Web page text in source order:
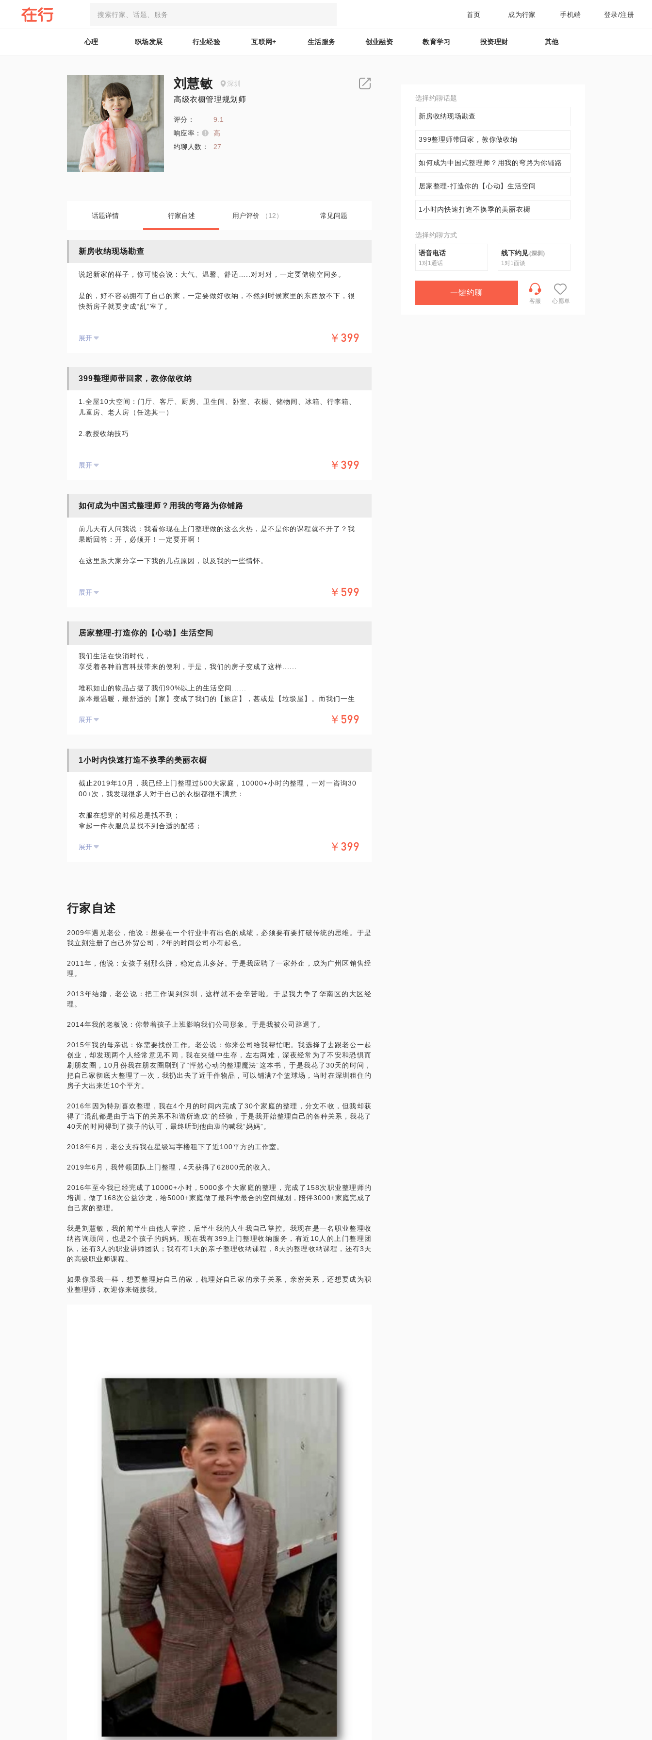
首页 成为行家 手机端 登录/注册
心理 职场发展 行业经验 互联网+ 生活服务 创业融资 教育学习 投资理财 其他
刘慧敏 深圳
高级衣橱管理规划师
评分：
9.1
响应率：
高
约聊人数：
27
话题详情 行家自述 用户评价 （12） 常见问题
新房收纳现场勘查
说起新家的样子，你可能会说：大气、温馨、舒适…..对对对，一定要储物空间多。
是的，好不容易拥有了自己的家，一定要做好收纳，不然到时候家里的东西放不下，很
快新房子就要变成“乱”室了。
2、做咨询：现场给您告诉您怎么改造，选用什么工具，怎么样更划算。
3、做取舍：现场给您更好的取舍建议，教会您取舍小妙招。
展开 ￥399
399整理师带回家，教你做收纳
1.全屋10大空间：门厅、客厅、厨房、卫生间、卧室、衣橱、储物间、冰箱、行李箱、
儿童房、老人房（任选其一）
2.教授收纳技巧
展开 ￥399
如何成为中国式整理师？用我的弯路为你铺路
前几天有人问我说：我看你现在上门整理做的这么火热，是不是你的课程就不开了？我
果断回答：开，必须开！一定要开啊！
在这里跟大家分享一下我的几点原因，以及我的一些情怀。
要求多带几个人过去，所谓的人多力量大，当时的我傻傻的就同意了，在朋友圈吼了一
师，我当时有些窃喜：哇哇，太棒啦，可以看看这么多大师的“手艺’，我还能轻松的完成
然而，事与愿违，来的人中：
1.整理了2个小时就离开的人告诉我：我以为整理是件高大上的事，原来是份体力活啊。
2.师从北京的人当着客户的面问：你的这个东西要怎么收纳？客户说：如果我知道，叫
3.师从上海的小伙伴：客户的家人正在使用的钱包，因为没有及时把舍弃的物品和要留
举，第二天的时候，我给客户家花了一整天的时间重新做了整理。
所以从2017年11月份开始，我开始定期开展系统的职业整理师课程，从最初的2天课程
整理师，欢迎你来！我会讲我的10000+整理经验分享给你！
展开 ￥599
居家整理-打造你的【心动】生活空间
我们生活在快消时代，
享受着各种前言科技带来的便利，于是，我们的房子变成了这样......
堆积如山的物品占据了我们90%以上的生活空间......
原本最温暖，最舒适的【家】变成了我们的【旅店】，甚或是【垃圾屋】。而我们一生
真心的问问自己：我们真的想要把自己的【家】变成这样吗？
在这一个小时的约见中，我将会为您解答一下困惑：
构造您真正想要的【家】的样子；
整理的正确思路，方法，收纳的小技巧；
最新的整理案例分享；
后期整理实践跟进。
整理的正确思路+正确步骤+收纳小技巧+【心动】空间解析
展开 ￥599
1小时内快速打造不换季的美丽衣橱
​截止2019年10月，我已经上门整理过500大家庭，10000+小时的整理，一对一咨询30
00+次，我发现很多人对于自己的衣橱都很不满意：
衣服在想穿的时候总是找不到；
拿起一件衣服总是找不到合适的配搭；
换季的时候，总觉得自己还差一件衣服；
慧敏老师将会为您量身定做专属您的整理收纳方案：
手把手教会衣服折叠方法
用右脑+左脑挑选方法教会您断舍离
收纳工具好物推荐
展开 ￥399
行家自述
2009年遇见老公，他说：想要在一个行业中有出色的成绩，必须要有要打破传统的思维。于是
我立刻注册了自己外贸公司，2年的时间公司小有起色。
2011年，他说：女孩子别那么拼，稳定点儿多好。于是我应聘了一家外企，成为广州区销售经
理。
2013年结婚，老公说：把工作调到深圳，这样就不会辛苦啦。于是我力争了华南区的大区经
理。
2014年我的老板说：你带着孩子上班影响我们公司形象。于是我被公司辞退了。
2015年我的母亲说：你需要找份工作。老公说：你来公司给我帮忙吧。我选择了去跟老公一起
创业，却发现两个人经常意见不同，我在夹缝中生存，左右两难，深夜经常为了不安和恐惧而
刷朋友圈，10月份我在朋友圈刷到了“怦然心动的整理魔法”这本书，于是我花了30天的时间，
把自己家彻底大整理了一次，我扔出去了近千件物品，可以铺满7个篮球场，当时在深圳租住的
房子大出来近10个平方。
2016年因为特别喜欢整理，我在4个月的时间内完成了30个家庭的整理，分文不收，但我却获
得了“混乱都是由于当下的关系不和谐所造成”的经验，于是我开始整理自己的各种关系，我花了
40天的时间得到了孩子的认可，最终听到他由衷的喊我“妈妈”。
2018年6月，老公支持我在星级写字楼租下了近100平方的工作室。
2019年6月，我带领团队上门整理，4天获得了62800元的收入。
2016年至今我已经完成了10000+小时，5000多个大家庭的整理，完成了158次职业整理师的
培训，做了168次公益沙龙，给5000+家庭做了最科学最合的空间规划，陪伴3000+家庭完成了
自己家的整理。
我是刘慧敏，我的前半生由他人掌控，后半生我的人生我自己掌控。我现在是一名职业整理收
纳咨询顾问，也是2个孩子的妈妈。现在我有399上门整理收纳服务，有近10人的上门整理团
队，还有3人的职业讲师团队；我有有1天的亲子整理收纳课程，8天的整理收纳课程，还有3天
的高级职业师课程。
如果你跟我一样，想要整理好自己的家，梳理好自己家的亲子关系，亲密关系，还想要成为职
选择约聊话题
新房收纳现场勘查
399整理师带回家，教你做收纳
如何成为中国式整理师？用我的弯路为你铺路
居家整理-打造你的【心动】生活空间
1小时内快速打造不换季的美丽衣橱
选择约聊方式
语音电话
1对1通话
线下约见(深圳 )
1对1面谈
一键约聊
客服 心愿单